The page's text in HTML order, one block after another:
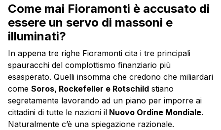
Come mai Fioramonti è accusato di
essere un servo di massoni e
illuminati?
In appena tre righe Fioramonti cita i tre principali
spauracchi del complottismo finanziario più
esasperato. Quelli insomma che credono che miliardari
come Soros, Rockefeller e Rotschild stiano
segretamente lavorando ad un piano per imporre ai
cittadini di tutte le nazioni il Nuovo Ordine Mondiale.
Naturalmente c’è una spiegazione razionale.